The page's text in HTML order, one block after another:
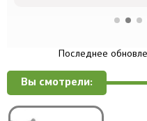
Последнее
Вы смотрели: